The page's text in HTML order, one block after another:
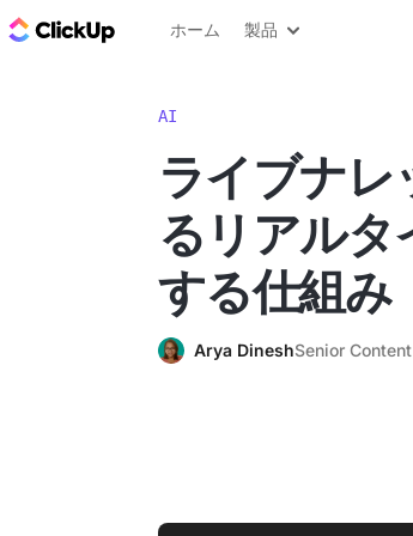
ClickUp ブログ
ホーム 製品
AI
ライブナ
るリアルタ
する仕組み
Arya DineshSenior